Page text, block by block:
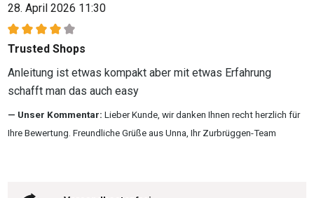
28. April 2026 11:30
Bewertung mit 4 von 5 Sternen
Trusted Shops
Anleitung ist etwas kompakt aber mit etwas Erfahrung
schafft man das auch easy
Unser Kommentar: Lieber Kunde, wir danken Ihnen recht herzlich für
Ihre Bewertung. Freundliche Grüße aus Unna, Ihr Zurbrüggen-Team